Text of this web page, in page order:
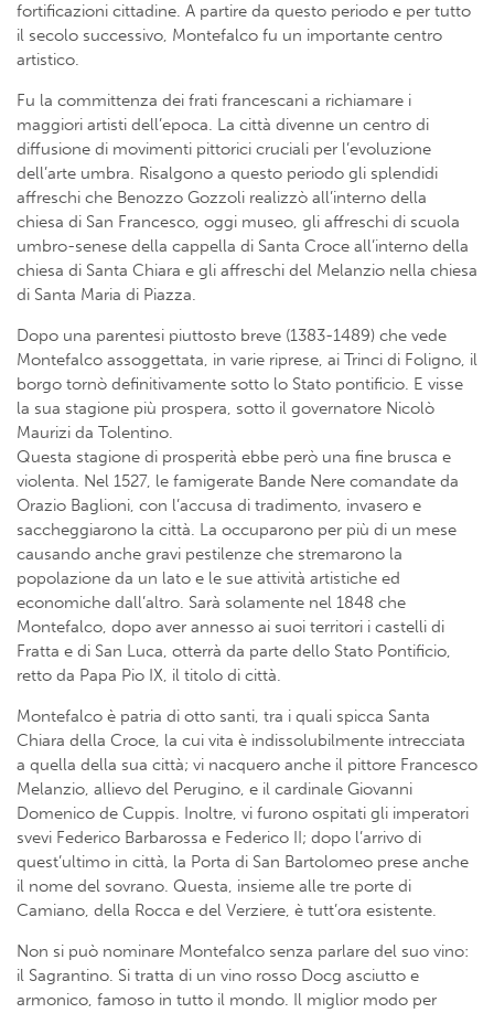
fortificazioni cittadine. A partire da questo periodo e per tutto
il secolo successivo, Montefalco fu un importante centro
artistico.
Fu la committenza dei frati francescani a richiamare i
maggiori artisti dell’epoca. La città divenne un centro di
diffusione di movimenti pittorici cruciali per l’evoluzione
dell’arte umbra. Risalgono a questo periodo gli splendidi
affreschi che Benozzo Gozzoli realizzò all’interno della
chiesa di San Francesco, oggi museo, gli affreschi di scuola
umbro-senese della cappella di Santa Croce all’interno della
chiesa di Santa Chiara e gli affreschi del Melanzio nella chiesa
di Santa Maria di Piazza.
Dopo una parentesi piuttosto breve (1383-1489) che vede
Montefalco assoggettata, in varie riprese, ai Trinci di Foligno, il
borgo tornò definitivamente sotto lo Stato pontificio. E visse
la sua stagione più prospera, sotto il governatore Nicolò
Maurizi da Tolentino.
Questa stagione di prosperità ebbe però una fine brusca e
violenta. Nel 1527, le famigerate Bande Nere comandate da
Orazio Baglioni, con l’accusa di tradimento, invasero e
saccheggiarono la città. La occuparono per più di un mese
causando anche gravi pestilenze che stremarono la
popolazione da un lato e le sue attività artistiche ed
economiche dall’altro. Sarà solamente nel 1848 che
Montefalco, dopo aver annesso ai suoi territori i castelli di
Fratta e di San Luca, otterrà da parte dello Stato Pontificio,
retto da Papa Pio IX, il titolo di città.
Montefalco è patria di otto santi, tra i quali spicca Santa
Chiara della Croce, la cui vita è indissolubilmente intrecciata
a quella della sua città; vi nacquero anche il pittore Francesco
Melanzio, allievo del Perugino, e il cardinale Giovanni
Domenico de Cuppis. Inoltre, vi furono ospitati gli imperatori
svevi Federico Barbarossa e Federico II; dopo l’arrivo di
quest’ultimo in città, la Porta di San Bartolomeo prese anche
il nome del sovrano. Questa, insieme alle tre porte di
Camiano, della Rocca e del Verziere, è tutt’ora esistente.
Non si può nominare Montefalco senza parlare del suo vino:
il Sagrantino. Si tratta di un vino rosso Docg asciutto e
armonico, famoso in tutto il mondo. Il miglior modo per